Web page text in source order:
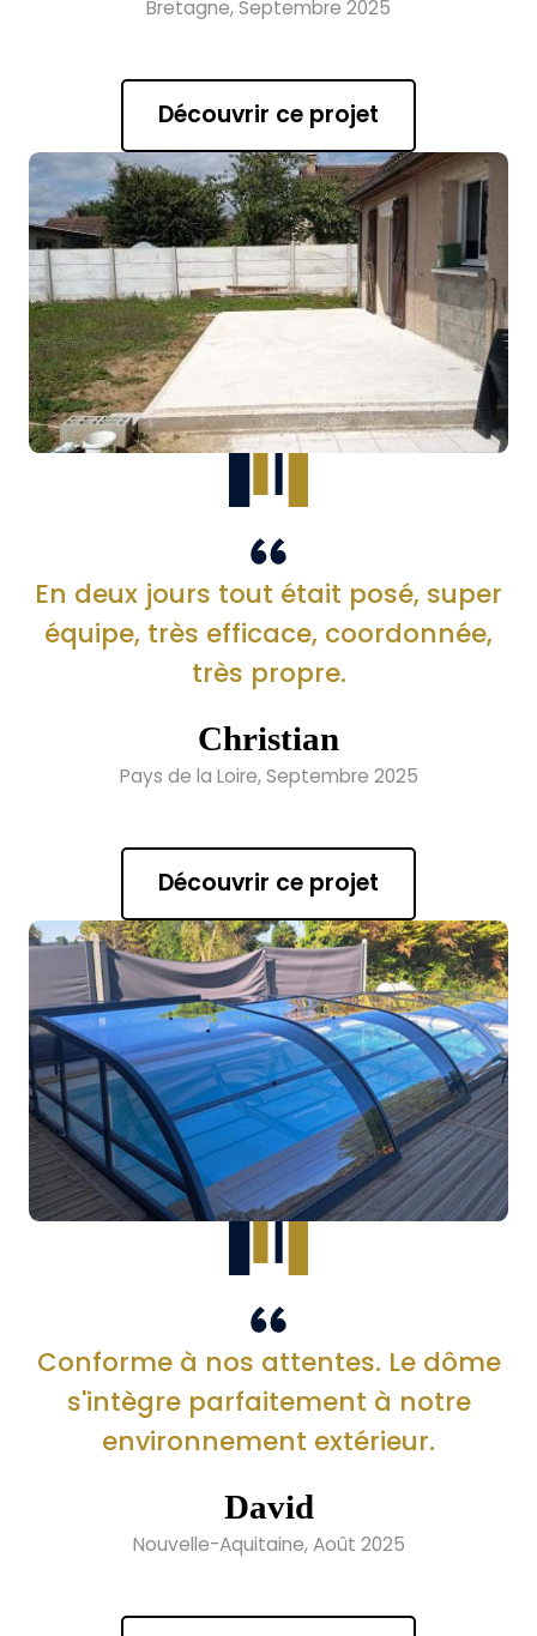
Bretagne, Septembre 2025
Découvrir ce projet
En deux jours tout était posé, super
équipe, très efficace, coordonnée,
très propre.
Christian
Pays de la Loire, Septembre 2025
Découvrir ce projet
Conforme à nos attentes. Le dôme
s'intègre parfaitement à notre
environnement extérieur.
David
Nouvelle-Aquitaine, Août 2025